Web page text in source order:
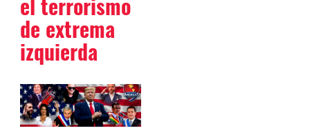
el terrorismo
de extrema
izquierda